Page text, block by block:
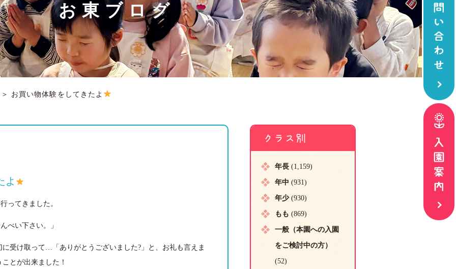
お東ブログ
お買い物体験をしてきたよ
よ
ってきました。
べい下さい。」
に受け取って… 「ありがとうございました?」と、お礼も言えま
とが出来ました！
クラス別
年長 (1,159)
年中 (931)
年少(930)
もも (869)
一般（本園への入園
をご検討中の方）
(52)